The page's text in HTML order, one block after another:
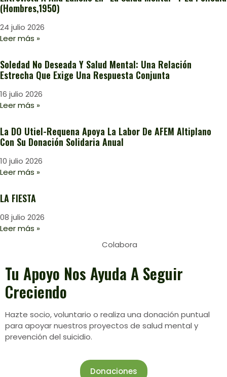
(Hombres,1950)
24 julio 2026
Leer más »
Soledad No Deseada Y Salud Mental: Una Relación
Estrecha Que Exige Una Respuesta Conjunta
16 julio 2026
Leer más »
La DO Utiel-Requena Apoya La Labor De AFEM Altiplano
Con Su Donación Solidaria Anual
10 julio 2026
Leer más »
LA FIESTA
08 julio 2026
Leer más »
Colabora
Tu Apoyo Nos Ayuda A Seguir
Creciendo
Hazte socio, voluntario o realiza una donación puntual
para apoyar nuestros proyectos de salud mental y
prevención del suicidio.
Donaciones